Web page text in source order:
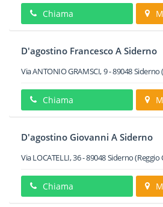
Chiama
D'agostino Francesco A Siderno
Via ANTONIO GRAMSCI, 9-89048Siderno
Chiama
D'agostino Giovanni A Siderno
Via LOCATELLI, 36-89048Siderno(Reggio
Chiama